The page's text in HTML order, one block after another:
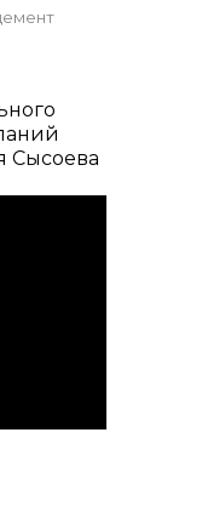
Сысоева